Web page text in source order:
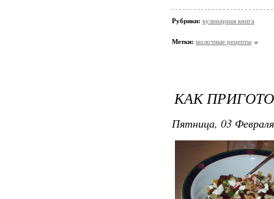
Рубрики: кулинарная книга
Метки: молочные рецепты
КАК
Пятница, 03